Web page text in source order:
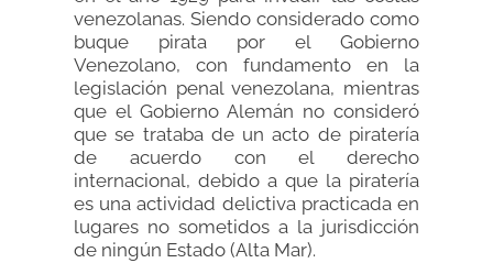
venezolanas. Siendo considerado como
buque pirata por el Gobierno
Venezolano, con fundamento en la
legislación penal venezolana, mientras
que el Gobierno Alemán no consideró
que se trataba de un acto de piratería
de acuerdo con el derecho
internacional, debido a que la piratería
es una actividad delictiva practicada en
lugares no sometidos a la jurisdicción
de ningún Estado (Alta Mar).